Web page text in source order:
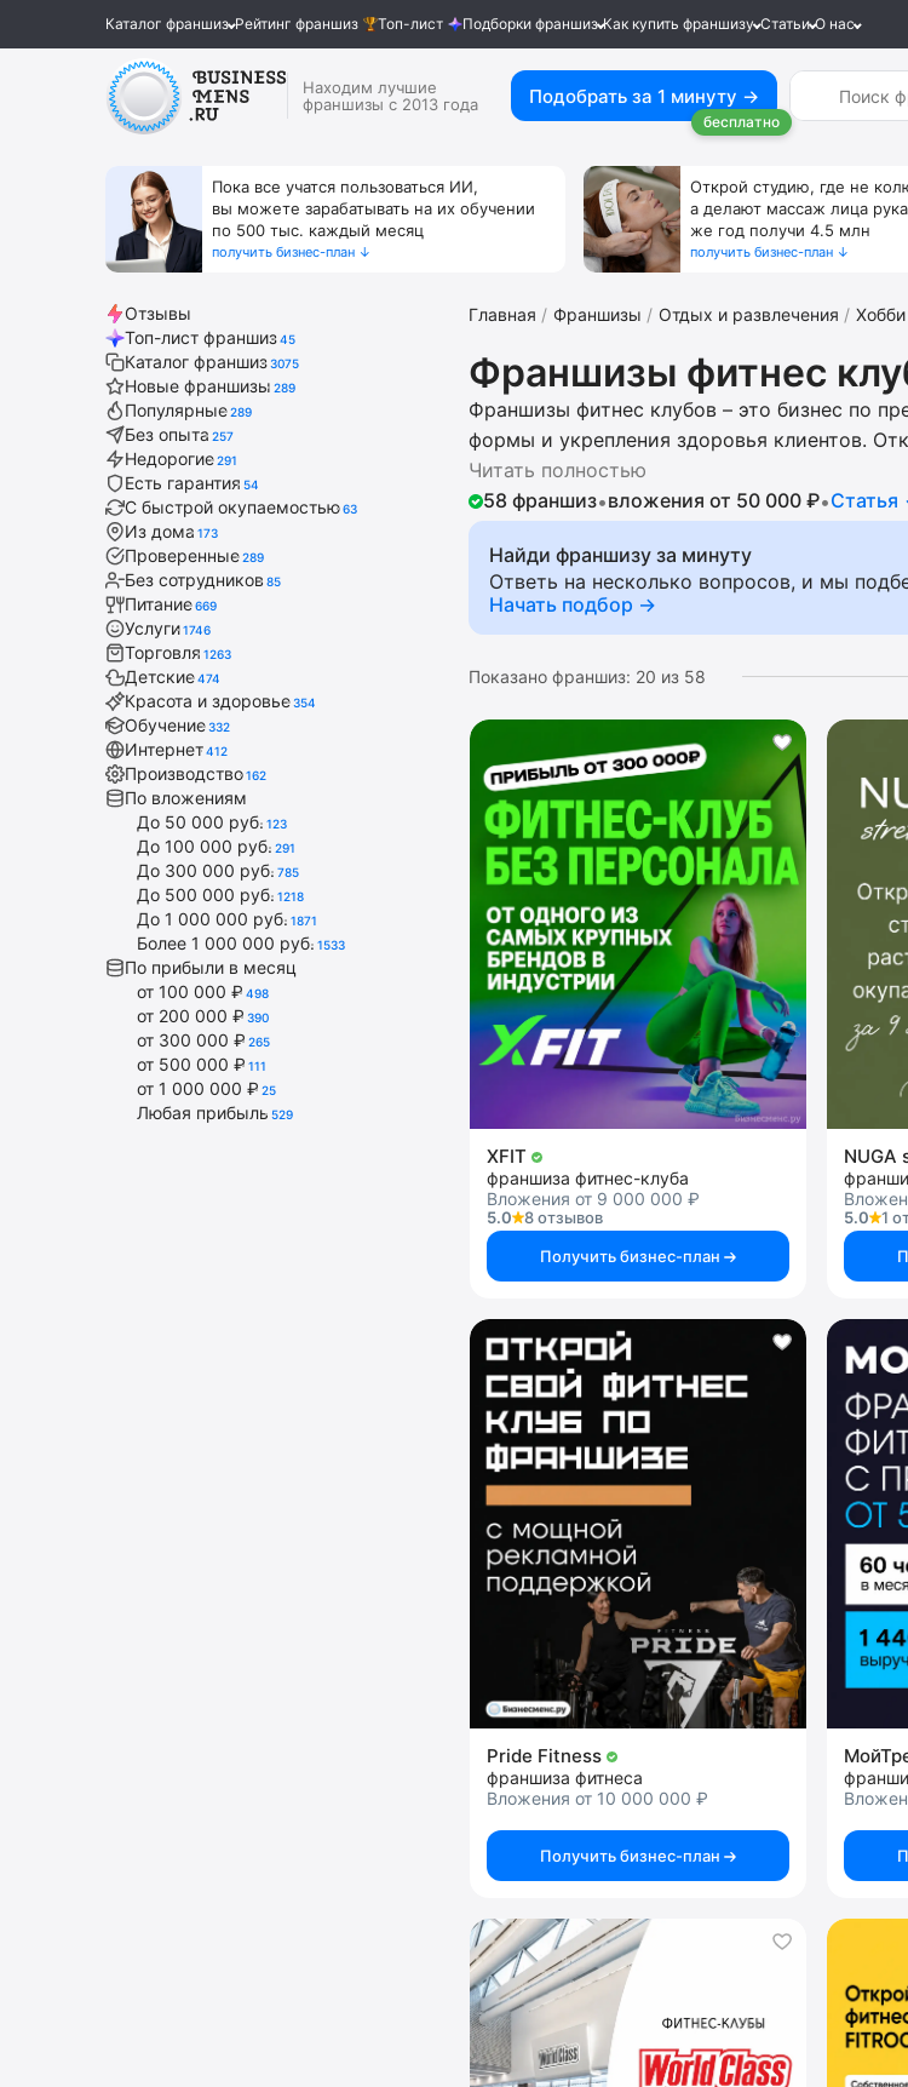
Каталог франшиз Рейтинг франшиз Топ-лист Подборки франшиз Как купить франшизу Статьи О нас
Находим лучшие
франшизы с 2013 года
Подобрать за 1 минуту →
бесплатно
Пока все учатся пользоваться ИИ,
вы можете зарабатывать на их обучении
по 500 тыс. каждый месяц
получить бизнес-план ↓
Открой студию, где не
а делают массаж лица
же год получи 4.5 млн
получить бизнес-план ↓
Отзывы
Топ-лист франшиз45
Каталог франшиз3075
Новые франшизы 289
Популярные289
Без опыта 257
Недорогие291
Есть гарантия 54
С быстрой окупаемостью63
Из дома 173
Проверенные289
Без сотрудников 85
Питание669
Услуги1746
Торговля 1263
Детские474
Красота и здоровье354
Обучение332
Интернет412
Производство162
По вложениям
До 50 000 руб. 123
До 100 000 руб. 291
До 300 000 руб. 785
До 500 000 руб. 1218
До 1 000 000 руб. 1871
Более 1 000 000 руб. 1533
По прибыли в месяц
от 100 000 ₽ 498
от 200 000 ₽ 390
от 300 000 ₽ 265
от 500 000 ₽ 111
от 1 000 000 ₽ 25
Любая прибыль 529
Главная Франшизы Отдых и развлечения Хобби
Франшизы фитнес
Франшизы фитнес клубов – это бизнес по
формы и укрепления здоровья клиентов.
растяжки, балета, танцев, йоги и
финансового плана, маркетинговых и
персонала доступ к спискам поставщиков
стратегии и материалам, CRM-системе
высоким рейтингом и хорошими отзывами.
питание
товары для спорта
Читать полностью
58 франшиз•вложения от 50 000 ₽•Cтатья
Найди франшизу за минуту
Ответь на несколько вопросов, и мы
Начать подбор →
Показано франшиз: 20 из 58
XFIT
франшиза фитнес-клуба
Вложения от 9 000 000 ₽
5.0
8 отзывов
Получить бизнес-план
NUGA
5.0
1
Pride Fitness
франшиза фитнеса
Вложения от 10 000 000 ₽
Получить бизнес-план